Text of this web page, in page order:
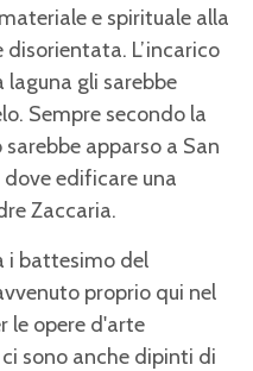
e spirituale alla
L’incarico
gli sarebbe
Sempre secondo la
apparso a San
edificare una
Zaccaria.
i battesimo del
proprio qui nel
le opere d'arte
sono anche dipinti di